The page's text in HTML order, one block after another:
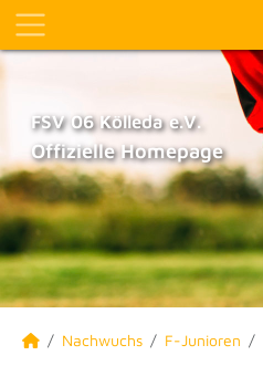
FSV 06 Kölleda e.V.
Offizielle Homepage
Nachwuchs F-Junioren